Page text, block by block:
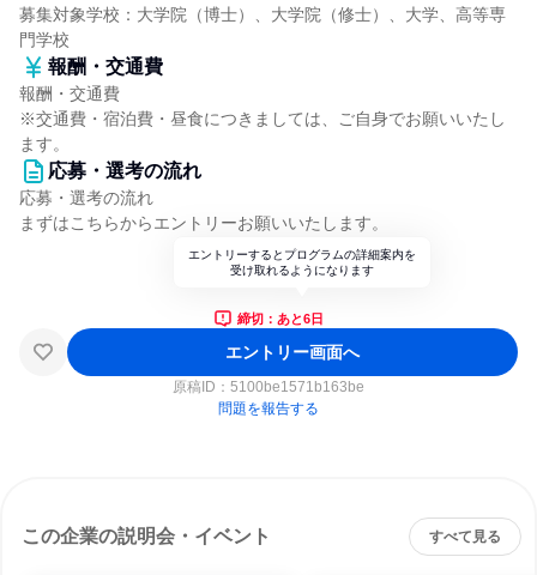
募集対象学校：大学院（博士）、大学院（修士）、大学、高等専
門学校
報酬・交通費
報酬・交通費
※交通費・宿泊費・昼食につきましては、ご自身でお願いいたし
ます。
応募・選考の流れ
応募・選考の流れ
まずはこちらからエントリーお願いいたします。
エントリーするとプログラムの詳細案内を
受け取れるようになります
締切：あと6日
エントリー画面へ
原稿ID： 5100be1571b163be
問題を報告する
この企業の説明会・イベント すべて見る